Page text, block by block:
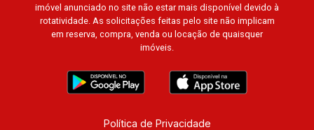
imóvel anunciado no site não estar mais disponível devido à
rotatividade. As solicitações feitas pelo site não implicam
em reserva, compra, venda ou locação de quaisquer
imóveis.
Política de Privacidade